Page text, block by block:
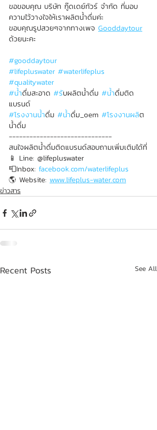
ขอขอบคุณ บริษัท กู๊ดเดย์ทัวร์ จำกัด ที่มอบ
ความไว้วางใจให้เราผลิตน้ำดื่มค่ะ
ขอบคุณรูปสวยๆจากทางเพจ Gooddaytour
ด้วยนะคะ
#gooddaytour
#lifepluswater #waterlifeplus
#qualitywater
#น้ำดื่มสะอาด #รับผลิตน้ำดื่ม #น้ำดื่มติด
แบรนด์
#โรงงานน้ำดื่ม #น้ำดื่ม_oem #โรงงานผลิต
น้ำดื่ม
------------------------------
สนใจผลิตน้ำดื่มติดแบรนด์สอบถามเพิ่มเติมได้ที่
📱 Line: @lifepluswater
📮Inbox: facebook.com/waterlifeplus
🌎 Website: www.lifeplus-water.com
ข่าวสาร
Recent Posts See All